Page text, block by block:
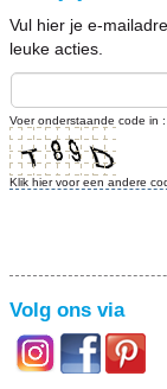
Vul hier je e-
leuke acties.
Voer onderstaande code in :
Klik hier voor een andere
Volg ons via